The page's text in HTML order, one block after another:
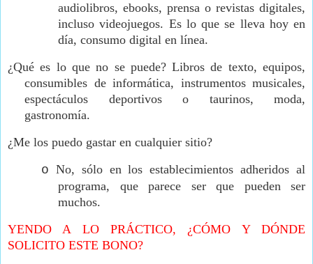
audiolibros, ebooks, prensa o revistas digitales,
incluso videojuegos. Es lo que se lleva hoy en
día, consumo digital en línea.
¿Qué es lo que no se puede? Libros de texto, equipos,
consumibles de informática, instrumentos musicales,
espectáculos deportivos o taurinos, moda,
gastronomía.
¿Me los puedo gastar en cualquier sitio?
o No, sólo en los establecimientos adheridos al
programa, que parece ser que pueden ser
muchos.
YENDO A LO PRÁCTICO, ¿CÓMO Y DÓNDE
SOLICITO ESTE BONO?